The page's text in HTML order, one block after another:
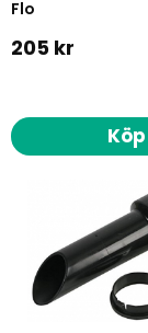
Flo
205 kr
Köp